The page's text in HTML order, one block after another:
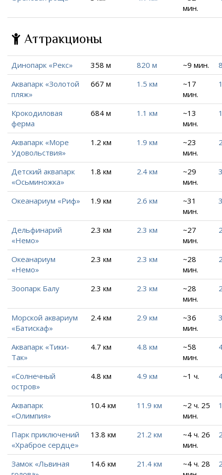
мин.
Аттракционы
Динопарк «Рекс» 358 м 820 м ~9 мин.
Аквапарк «Золотой
пляж»
667 м 1.5 км
~17
мин.
Крокодиловая
ферма
684 м 1.1 км
~13
мин.
Аквапарк «Море
Удовольствия»
1.2 км 1.9 км
~23
мин.
Детский аквапарк
«Осьминожка»
1.8 км 2.4 км
~29
мин.
Океанариум «Риф» 1.9 км 2.6 км
~31
мин.
Дельфинарий
«Немо»
2.3 км 2.3 км
~27
мин.
Океанариум
«Немо»
2.3 км 2.3 км
~28
мин.
Зоопарк Балу 2.3 км 2.3 км
~28
мин.
Морской аквариум
«Батискаф»
2.4 км 2.9 км
~36
мин.
Аквапарк «Тики-
Так»
4.7 км 4.8 км
~58
мин.
«Солнечный
остров»
4.8 км 4.9 км ~1 ч.
Аквапарк
«Олимпия»
10.4 км 11.9 км
~2 ч. 25
мин.
Парк приключений
«Храброе сердце»
13.8 км 21.2 км
~4 ч. 26
мин.
Замок «Львиная
14.6 км 21.4 км
~4 ч. 28